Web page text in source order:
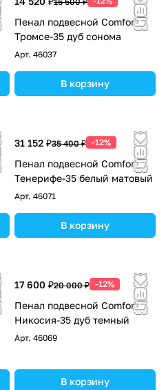
Пенал подвесной Comforty
Тромсе-35 дуб сонома
Арт. 46037
В корзину
31 152 ₽35 400 ₽ -12%
Пенал подвесной Comforty
Тенерифе-35 белый матовый
Арт. 46071
В корзину
17 600 ₽20 000 ₽ -12%
Пенал подвесной Comforty
Никосия-35 дуб темный
Арт. 46069
В корзину